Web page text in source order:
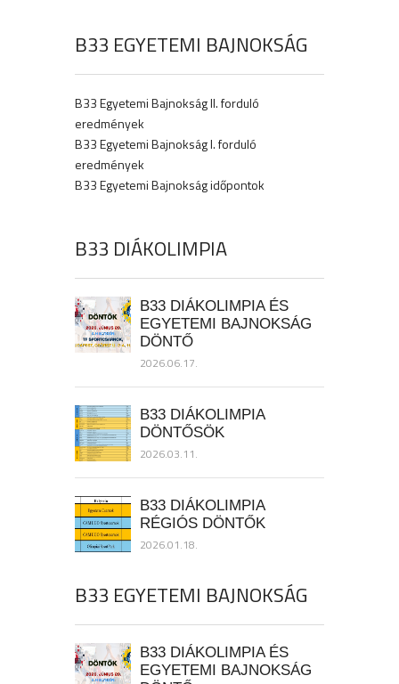
B33 EGYETEMI BAJNOKSÁG
B33 Egyetemi Bajnokság II. forduló
eredmények
B33 Egyetemi Bajnokság I. forduló
eredmények
B33 Egyetemi Bajnokság időpontok
B33 DIÁKOLIMPIA
B33 DIÁKOLIMPIA ÉS
EGYETEMI BAJNOKSÁG
DÖNTŐ
2026.06.17.
B33 DIÁKOLIMPIA
DÖNTŐSÖK
2026.03.11.
B33 DIÁKOLIMPIA
RÉGIÓS DÖNTŐK
2026.01.18.
B33 EGYETEMI BAJNOKSÁG
B33 DIÁKOLIMPIA ÉS
EGYETEMI BAJNOKSÁG